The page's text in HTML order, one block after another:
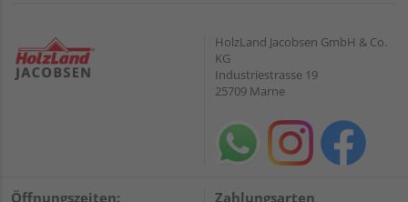
HolzLand Jacobsen GmbH & Co.
KG
Industriestrasse 19
25709 Marne
Öffnungszeiten: Zahlungsarten